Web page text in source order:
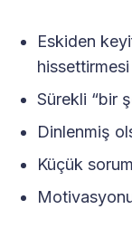
Eskiden
hissettirmesi
Sürekli “bir
Dinlenmiş
Küçük